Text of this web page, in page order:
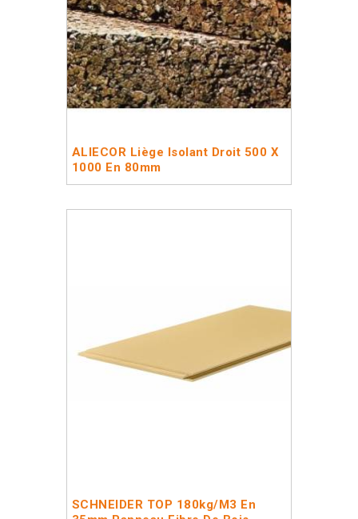
ALIECOR Liège Isolant Droit 500 X
1000 En 80mm
SCHNEIDER TOP 180kg/m3 En